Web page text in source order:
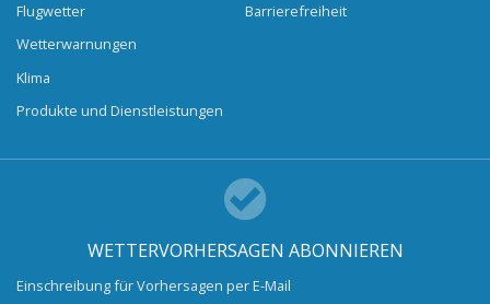
Flugwetter
Wetterwarnungen
Klima
Produkte und Dienstleistungen
Barrierefreiheit
WETTERVORHERSAGEN ABONNIEREN
Einschreibung für Vorhersagen per E-Mail